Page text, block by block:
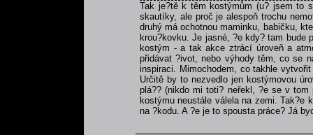
Tak je?tě k těm kostýmům (u? jsem to
skautíky, ale proč je alespoň trochu
druhý má ochotnou maminku, babičku,
krou?kovku. Je jasné, ?e kdy? tam
kostým - a tak akce ztrácí úroveň a
přidávat ?ivot, nebo výhody těm, co se
inspiraci. Mimochodem, co takhle
Určitě by to nezvedlo jen kostýmovou
plá?? (nikdo mi toti? neřekl, ?e se v
kostýmu neustále válela na zemi. Tak?e
na ?kodu. A ?e je to spousta práce? Já